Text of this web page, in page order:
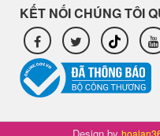
KẾT NỐI CHÚNG TÔI